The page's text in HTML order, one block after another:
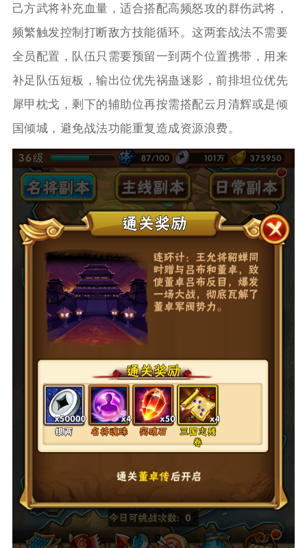
己方武将补充血量，适合搭配高频怒攻的群伤武将，
频繁触发控制打断敌方技能循环。这两套战法不需要
全员配置，队伍只需要预留一到两个位置携带，用来
补足队伍短板，输出位优先祸蛊迷影，前排坦位优先
犀甲枕戈，剩下的辅助位再按需搭配云月清辉或是倾
国倾城，避免战法功能重复造成资源浪费。